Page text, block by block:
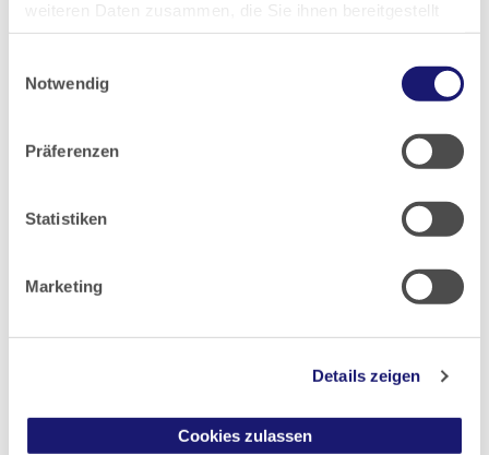
weiteren Daten zusammen, die Sie ihnen bereitgestellt
haben oder die sie im Rahmen Ihrer Nutzung der Dienste
Notwendig
Präferenzen
Statistiken
Marketing
Details zeigen
Cookies zulassen
Pressemitteilungen-Archiv:
2026
2025
2024
2023